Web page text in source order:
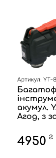
Артикул: YT-
акумул.
Агод, з
4950 ₴